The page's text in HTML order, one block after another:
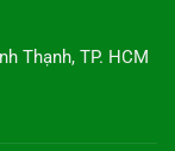
Thạnh, TP. HCM